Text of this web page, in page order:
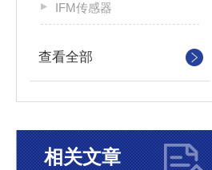
IFM传感器
查看全部
相关文章